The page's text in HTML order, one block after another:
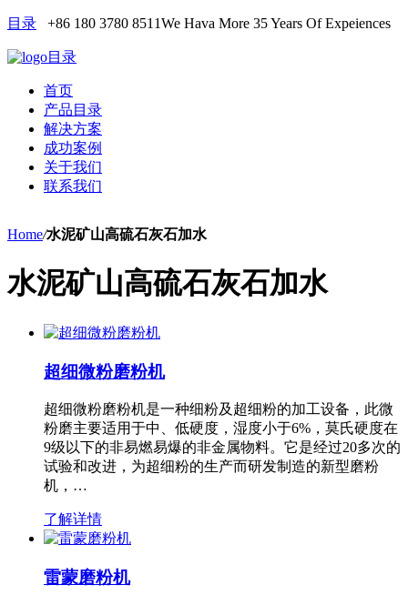
目录 +86 180 3780 8511We Hava More 35 Years Of Expeiences
目录
首页
产品目录
解决方案
成功案例
关于我们
联系我们
Home/水泥矿山高硫石灰石加水
水泥矿山高硫石灰石加水
超细微粉磨粉机
超细微粉磨粉机是一种细粉及超细粉的加工设备，此微
粉磨主要适用于中、低硬度，湿度小于6%，莫氏硬度在
9级以下的非易燃易爆的非金属物料。它是经过20多次的
试验和改进，为超细粉的生产而研发制造的新型磨粉
机，…
了解详情
雷蒙磨粉机